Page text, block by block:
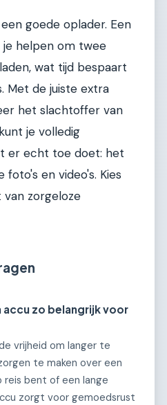
goede oplader. Een
helpen om twee
wat tijd bespaart
Met de juiste extra
het slachtoffer van
je volledig
er echt toe doet: het
foto's en video's. Kies
van zorgeloze
accu zo belangrijk voor
vrijheid om langer te
te maken over een
bent of een lange
zorgt voor gemoedsrust